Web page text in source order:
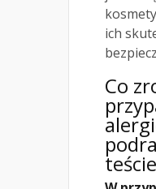
ich
Co